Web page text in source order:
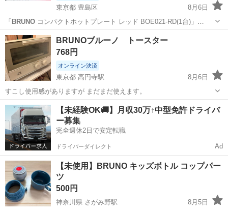
東京都 豊島区
8月6日
「 BRUNOコンパクトホットプレート レッド BOE021-RD(1台)」
BRUNO型番：BOE021-RD カラー：レッド あまり使っていないので
比較的綺麗だと思います シリーズ名：
BRUNO...
東京 豊島区 キッチン家電
BRUNOブルーノ トースター
768円
オンライン決済
東京都 高円寺駅
8月6日
すこし使用感がありますが まだまだ使えます。
東京 中野区 高円寺駅 キッチン家電
【未経験OK🚚】月収30万↑中型免許ドライバ
ー募集
完全週休2日で安定転職
ドライバーダイレクト Ad
【未使用】BRUNO キッズボトル コップパー
ツ
500円
神奈川県 さがみ野駅
8月5日